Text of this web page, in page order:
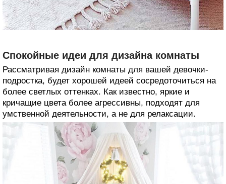
Спокойные идеи для дизайна комнаты
Рассматривая дизайн комнаты для вашей девочки-
подростка, будет хорошей идеей сосредоточиться на
более светлых оттенках. Как известно, яркие и
кричащие цвета более агрессивны, подходят для
умственной деятельности, а не для релаксации.